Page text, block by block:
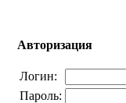
Авторизация
Логин:
Пароль: